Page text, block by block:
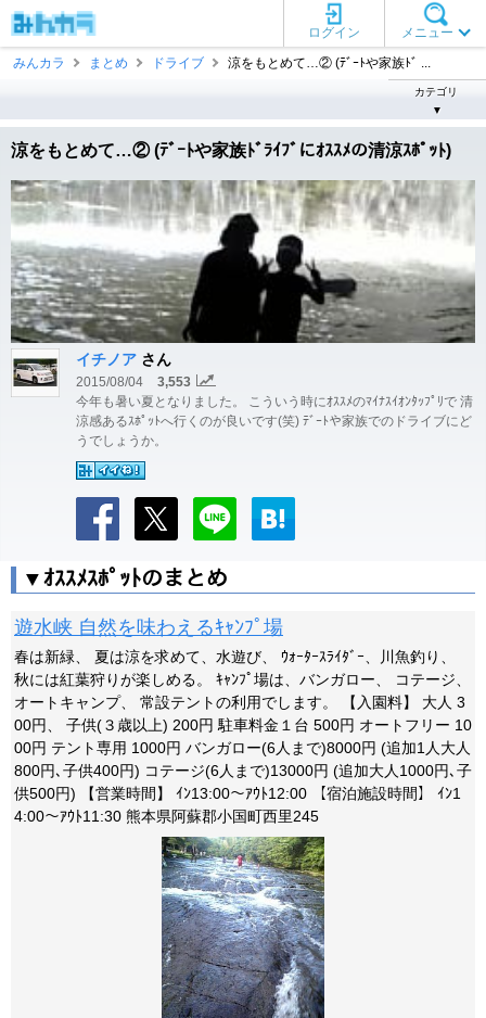
メニュー
ログイン
みんカラ
まとめ ドライブ 涼をもとめて…② (ﾃﾞｰﾄや家族ﾄﾞ ...
カテゴリ
▼
涼をもとめて…② (ﾃﾞｰﾄや家族ﾄﾞﾗｲﾌﾞにｵｽｽﾒの清涼ｽﾎﾟｯﾄ)
イチノア さん
2015/08/04
3,553
今年も暑い夏となりました。 こういう時にｵｽｽﾒのﾏｲﾅｽｲｵﾝﾀｯﾌﾟﾘで 清
涼感あるｽﾎﾟｯﾄへ行くのが良いです(笑) ﾃﾞｰﾄや家族でのドライブにど
うでしょうか。
▼ｵｽｽﾒｽﾎﾟｯﾄのまとめ
遊水峡 自然を味わえるｷｬﾝﾌﾟ場
春は新緑、 夏は涼を求めて、水遊び、 ｳｫｰﾀｰｽﾗｲﾀﾞｰ、川魚釣り、
秋には紅葉狩りが楽しめる。 ｷｬﾝﾌﾟ場は、バンガロー、 コテージ、
オートキャンプ、 常設テントの利用でします。 【入園料】 大人 3
00円、 子供(３歳以上) 200円 駐車料金１台 500円 オートフリー 10
00円 テント専用 1000円 バンガロー(6人まで)8000円 (追加1人大人
800円､子供400円) コテージ(6人まで)13000円 (追加大人1000円､子
供500円) 【営業時間】 ｲﾝ13:00～ｱｳﾄ12:00 【宿泊施設時間】 ｲﾝ1
4:00～ｱｳﾄ11:30 熊本県阿蘇郡小国町西里245